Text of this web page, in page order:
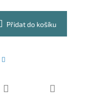
Přidat do košíku